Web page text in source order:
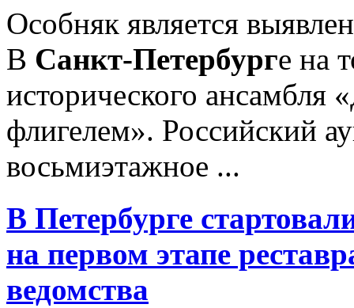
Особняк является
В Санкт-Петербурге на
исторического
флигелем». Российский
восьмиэтажное ...
В Петербурге
на первом этапе
ведомства